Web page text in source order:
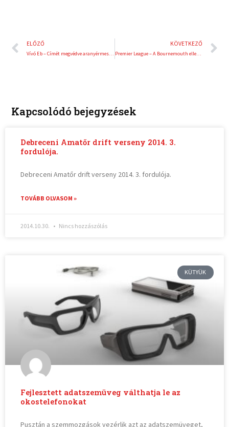
Előző
ELŐZŐ
Vívó Eb – Címét megvédve aranyérmes a magyar férfi kardcsapat
KÖVETKEZŐ
Premier League – A Bournemouth ellen kezd a címvédő Liverpool
Kapcsolódó bejegyzések
Debreceni Amatőr drift verseny 2014. 3.
fordulója.
Debreceni Amatőr drift verseny 2014. 3. fordulója.
TOVÁBB OLVASOM »
2014.10.30. Nincs hozzászólás
KÜTYÜK
Fejlesztett adatszemüveg válthatja le az
okostelefonokat
Pusztán a szemmozgások vezérlik azt az adatszemüveget,